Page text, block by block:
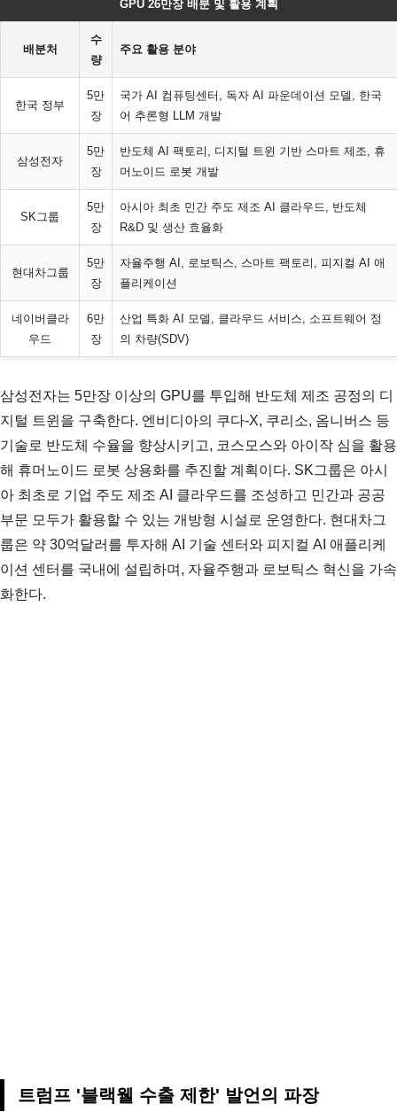
GPU 26만장 배분 및 활용 계획
배분처
수
량
주요 활용 분야
한국 정부
5만
장
국가 AI 컴퓨팅센터, 독자 AI 파운데이션 모델, 한국
어 추론형 LLM 개발
삼성전자
5만
장
반도체 AI 팩토리, 디지털 트윈 기반 스마트 제조, 휴
머노이드 로봇 개발
SK그룹
5만
장
아시아 최초 민간 주도 제조 AI 클라우드, 반도체
R&D 및 생산 효율화
현대차그룹
5만
장
자율주행 AI, 로보틱스, 스마트 팩토리, 피지컬 AI 애
플리케이션
네이버클라
우드
6만
장
산업 특화 AI 모델, 클라우드 서비스, 소프트웨어 정
의 차량(SDV)
삼성전자는 5만장 이상의 GPU를 투입해 반도체 제조 공정의 디
지털 트윈을 구축한다. 엔비디아의 쿠다-X, 쿠리소, 옴니버스 등
기술로 반도체 수율을 향상시키고, 코스모스와 아이작 심을 활용
해 휴머노이드 로봇 상용화를 추진할 계획이다. SK그룹은 아시
아 최초로 기업 주도 제조 AI 클라우드를 조성하고 민간과 공공
부문 모두가 활용할 수 있는 개방형 시설로 운영한다. 현대차그
룹은 약 30억달러를 투자해 AI 기술 센터와 피지컬 AI 애플리케
이션 센터를 국내에 설립하며, 자율주행과 로보틱스 혁신을 가속
화한다.
트럼프 '블랙웰 수출 제한' 발언의 파장